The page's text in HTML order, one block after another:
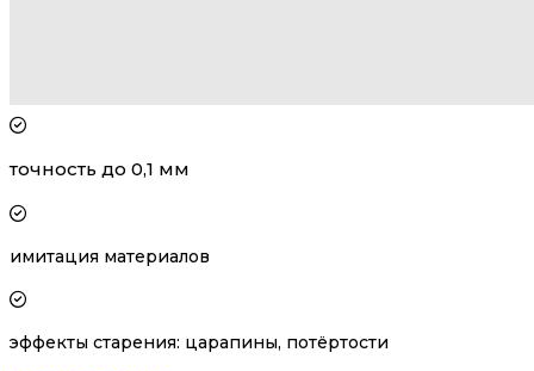
точность до 0,1 мм
имитация материалов
эффекты старения: царапины, потёртости